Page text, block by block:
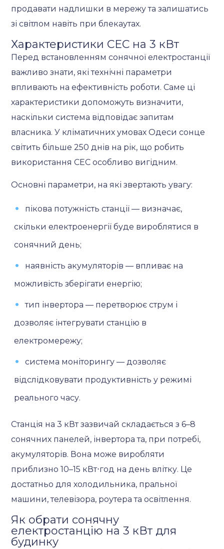
продавати надлишки в мережу та залишатись
зі світлом навіть при блекаутах.
Характеристики СЕС на 3 кВт
Перед встановленням сонячної електростанції
важливо знати, які технічні параметри
впливають на ефективність роботи. Саме ці
характеристики допоможуть визначити,
наскільки система відповідає запитам
власника. У кліматичних умовах Одеси сонце
світить більше 250 днів на рік, що робить
використання СЕС особливо вигідним.
Основні параметри, на які звертають увагу:
пікова потужність станції — визначає,
скільки електроенергії буде вироблятися в
сонячний день;
наявність акумуляторів — впливає на
можливість зберігати енергію;
тип інвертора — перетворює струм і
дозволяє інтегрувати станцію в
електромережу;
система моніторингу — дозволяє
відслідковувати продуктивність у режимі
реального часу.
Станція на 3 кВт зазвичай складається з 6–8
сонячних панелей, інвертора та, при потребі,
акумуляторів. Вона може виробляти
приблизно 10–15 кВт⋅год на день влітку. Це
достатньо для холодильника, пральної
машини, телевізора, роутера та освітлення.
Як обрати сонячну
електростанцію на 3 кВт для
будинку